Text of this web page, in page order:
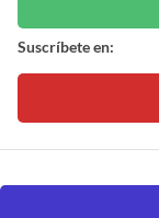
Suscríbete en: